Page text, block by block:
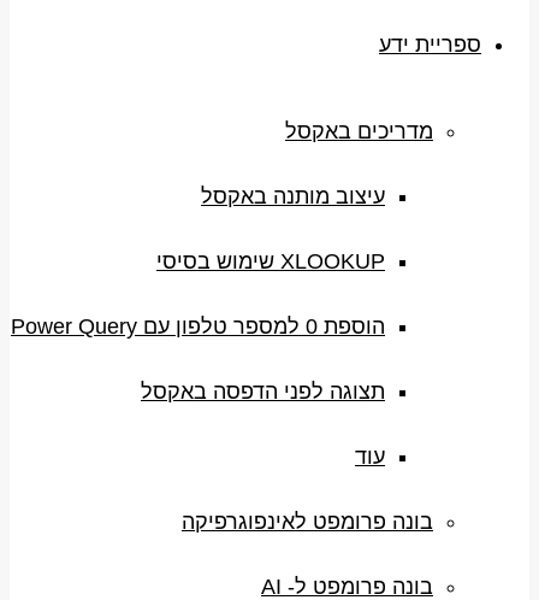
ספריית ידע
מדריכים באקסל
עיצוב מותנה באקסל
XLOOKUP שימוש בסיסי
הוספת 0 למספר טלפון עם Power Query
תצוגה לפני הדפסה באקסל
עוד
בונה פרומפט לאינפוגרפיקה
בונה פרומפט ל- AI